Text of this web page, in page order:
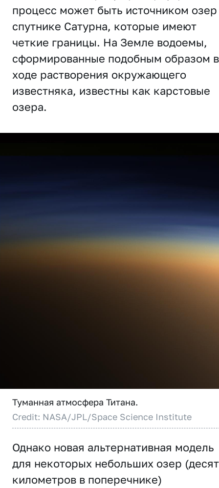
процесс может быть источником озер
спутнике Сатурна, которые имеют
четкие границы. На Земле водоемы,
сформированные подобным образом в
ходе растворения окружающего
известняка, известны как карстовые
озера.
Туманная атмосфера Титана.
Credit: NASA/JPL/Space Science Institute
Однако новая альтернативная модель
для некоторых небольших озер
километров в поперечнике)